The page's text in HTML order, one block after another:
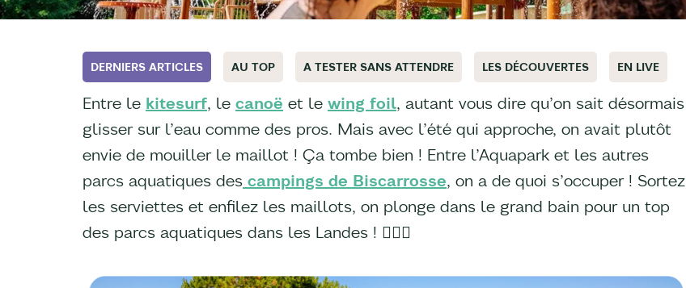
DERNIERS ARTICLES AU TOP A TESTER SANS ATTENDRE LES DÉCOUVERTES EN LIVE
Entre le kitesurf, le canoë et le wing foil, autant vous dire qu’on sait désormais
glisser sur l’eau comme des pros. Mais avec l’été qui approche, on avait plutôt
envie de mouiller le maillot ! Ça tombe bien ! Entre l’Aquapark et les autres
parcs aquatiques des campings de Biscarrosse, on a de quoi s’occuper ! Sortez
les serviettes et enfilez les maillots, on plonge dans le grand bain pour un top
des parcs aquatiques dans les Landes ! 🏊🏼‍♂️